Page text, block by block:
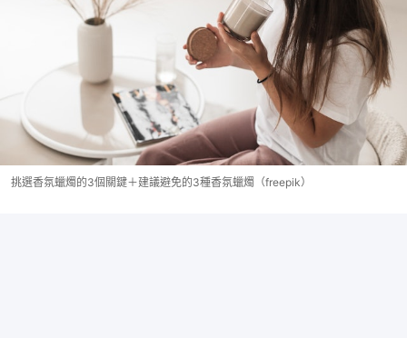
挑選香氛蠟燭的3個關鍵＋建議避免的3種香氛蠟燭（freepik）